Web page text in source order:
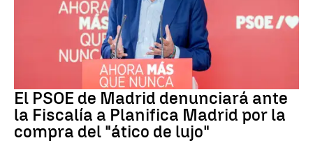
El PSOE de Madrid denunciará ante
la Fiscalía a Planifica Madrid por la
compra del "ático de lujo"